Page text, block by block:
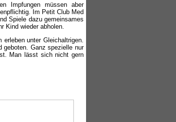
Impfungen müssen aber
Im Petit Club Med
Spiele dazu gemeinsames
Kind wieder abholen.
unter Gleichaltrigen.
geboten. Ganz spezielle nur
Man lässt sich nicht gern